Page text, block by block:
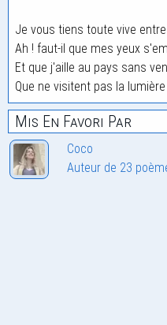
Je vous tiens toute vive
Ah ! faut-il que mes yeux
Et que j'aille au pays sans
Que ne visitent pas la
Mis En Favori Par
Coco
Auteur de 23